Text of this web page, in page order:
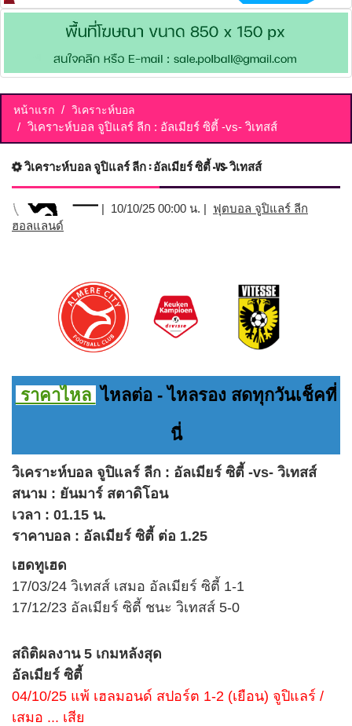
หน้าแรก วิเคราะห์บอล
วิเคราะห์บอล จูปิแลร์ ลีก : อัลเมียร์ ซิตี้ -vs- วิเทสส์
วิเคราะห์บอล จูปิแลร์ ลีก : อัลเมียร์ ซิตี้ -vs- วิเทสส์
| 10/10/25 00:00 น. | ฟุตบอล จูปิแลร์ ลีก
ฮอลแลนด์
ราคาไหล ไหลต่อ - ไหลรอง สดทุกวันเช็คที่
นี่
วิเคราะห์บอล จูปิแลร์ ลีก : อัลเมียร์ ซิตี้ -vs- วิเทสส์
สนาม : ยันมาร์ สตาดิโอน
เวลา : 01.15 น.
ราคาบอล : อัลเมียร์ ซิตี้ ต่อ 1.25
เฮดทูเฮด
17/03/24 วิเทสส์ เสมอ อัลเมียร์ ซิตี้ 1-1
17/12/23 อัลเมียร์ ซิตี้ ชนะ วิเทสส์ 5-0
สถิติผลงาน 5 เกมหลังสุด
อัลเมียร์ ซิตี้
04/10/25 แพ้ เฮลมอนด์ สปอร์ต 1-2 (เยือน) จูปิแลร์ /
เสมอ ... เสีย